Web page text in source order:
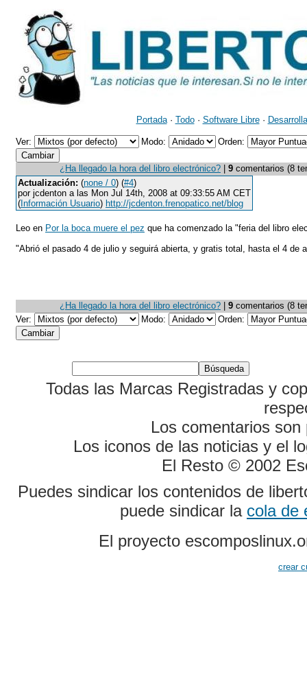
Portada· Todo· Software Libre·
Ver: Modo: Orden:
¿Ha llegado la hora del libro electrónico? 9 comentarios (8
Actualización: (none / 0) (#4)
por jcdenton a las Mon Jul 14th, 2008 at 09:33:55 AM CET
( Información Usuario) http://jcdenton.frenopatico.net/blog
Leo en Por la boca muere el pez que ha comenzado la "feria del libro
"Abrió el pasado 4 de julio y seguirá abierta, y gratis total, hasta el 4 de
¿Ha llegado la hora del libro electrónico? 9 comentarios (8
Ver:
Modo: Orden:
Todas las Marcas Registradas y
Los comentarios
Los iconos de las noticias y el
El Resto © 2002
Puedes sindicar los contenidos de
puede sindicar la cola de
El proyecto
crear